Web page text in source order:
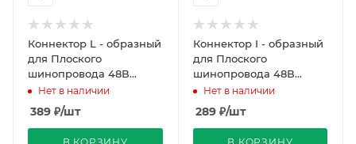
Коннектор L - образный
для Плоского
шинопровода 48В
45х45мм черный MCPJL-
A REDIGLE (100)
Нет в наличии
389 ₽/шт
В КОРЗИНУ
Коннектор I - образный
для Плоского
шинопровода 48В
45х40мм черный MCPJI-
A REDIGLE (100)
Нет в наличии
289₽/шт
В КОРЗИНУ